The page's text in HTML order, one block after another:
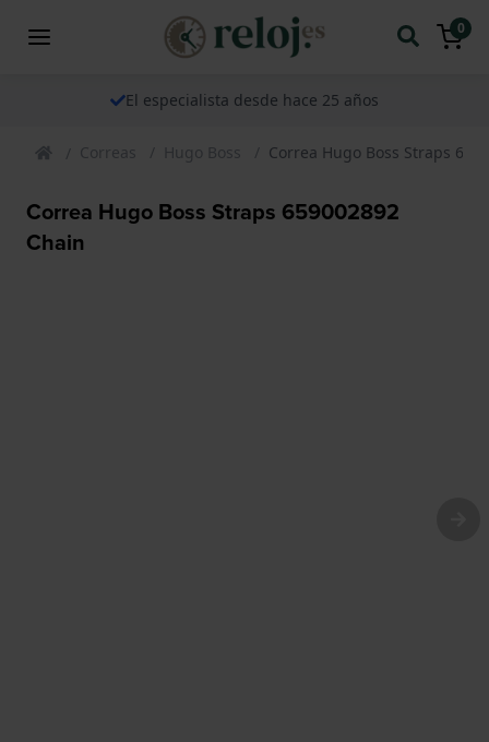
0
El especialista desde hace 25 años
Correas Hugo Boss Correa Hugo Boss Straps
Correa Hugo Boss Straps 659002892
Chain